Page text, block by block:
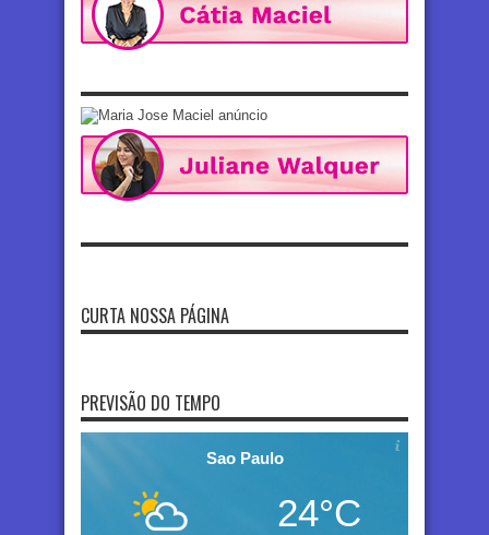
CURTA NOSSA PÁGINA
PREVISÃO DO TEMPO
Sao Paulo
24°C